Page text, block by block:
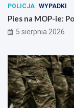
POLICJA WYPADKI
Pies na MOP-ie:
5 sierpnia 2026